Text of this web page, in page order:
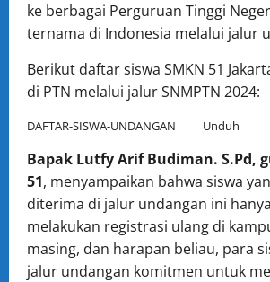
ke berbagai Perguruan Tinggi
ternama di Indonesia melalui jalur
Berikut daftar siswa SMKN 51
di PTN melalui jalur SNMPTN 2024:
DAFTAR-SISWA-UNDANGAN Unduh
Bapak Lutfy Arif Budiman. S.Pd,
51, menyampaikan bahwa siswa
diterima di jalur undangan ini
melakukan registrasi ulang di
masing, dan harapan beliau, para
jalur undangan komitmen untuk